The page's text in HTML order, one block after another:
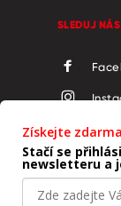
SLEDUJ NÁS
Získejte
Stačí se
newsletteru a